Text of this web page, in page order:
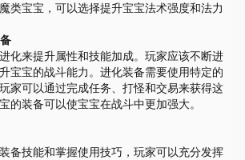
类宝宝，可以选择提升宝宝法术强度和法力
化来提升属性和技能加成。玩家应该不断进
宝宝的战斗能力。进化装备需要使用特定的
家可以通过完成任务、打怪和交易来获得这
的装备可以使宝宝在战斗中更加强大。
备技能和掌握使用技巧，玩家可以充分发挥